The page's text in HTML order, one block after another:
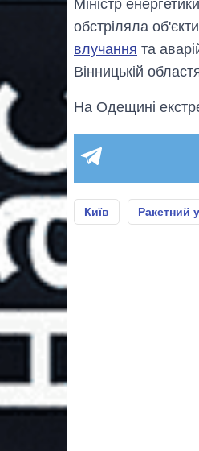
Міністр енергетики
обстріляла
влучання та
Вінницькій
На Одещині
Київ Ракетний